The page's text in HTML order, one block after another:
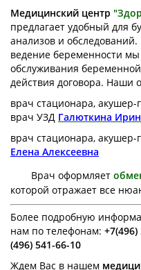
Медицинский центр
предлагает удобный для
анализов и
ведение беременности
обслуживания
действия договора. Наши
врач стационара, акушер-
врач УЗД Галюткина
врач стационара, акушер-
Елена Алексеевна
Врач оформляет
которой отражает все
Более подробную
нам по телефонам:
(496) 541-66-10
Ждем Вас в нашем